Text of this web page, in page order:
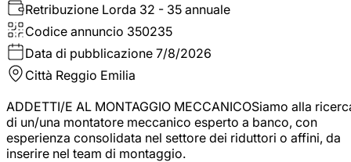
Retribuzione Lorda 32 - 35 annuale
Codice annuncio 350235
Data di pubblicazione 7/8/2026
Città Reggio Emilia
ADDETTI/E AL MONTAGGIO MECCANICOSiamo alla
di un/una montatore meccanico esperto a banco, con
esperienza consolidata nel settore dei riduttori o affini, da
inserire nel team di montaggio.